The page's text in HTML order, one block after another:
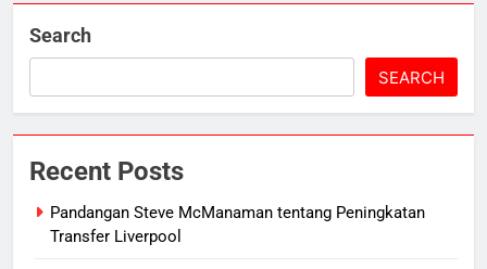
Search
SEARCH
Recent Posts
Pandangan Steve McManaman tentang Peningkatan
Transfer Liverpool